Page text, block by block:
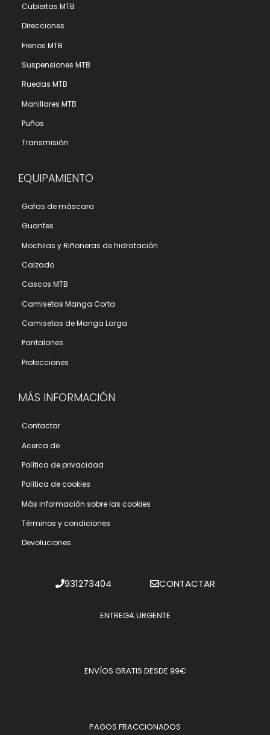
Cubiertas MTB
Direcciones
Frenos MTB
Suspensiones MTB
Ruedas MTB
Manillares MTB
Puños
Transmisión
EQUIPAMIENTO
Gafas de máscara
Guantes
Mochilas y Riñoneras de hidratación
Calzado
Cascos MTB
Camisetas Manga Corta
Camisetas de Manga Larga
Pantalones
Protecciones
MÁS INFORMACIÓN
Contactar
Acerca de
Polí­tica de privacidad
Polí­tica de cookies
Más información sobre las cookies
Términos y condiciones
Devoluciones
931273404 CONTACTAR
ENTREGA URGENTE
ENVÍOS GRATIS DESDE 99€
PAGOS FRACCIONADOS